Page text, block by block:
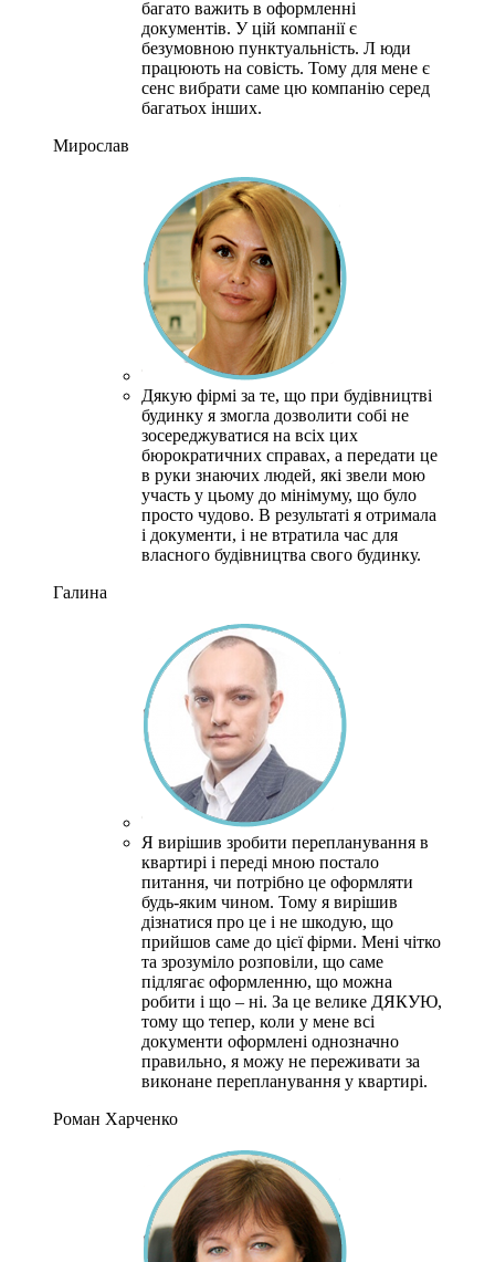
багато важить в оформленні
документів. У цій компанії є
безумовною пунктуальність. Л юди
працюють на совість. Тому для мене є
сенс вибрати саме цю компанію серед
багатьох інших.
Мирослав
Дякую фірмі за те, що при будівництві
будинку я змогла дозволити собі не
зосереджуватися на всіх цих
бюрократичних справах, а передати це
в руки знаючих людей, які звели мою
участь у цьому до мінімуму, що було
просто чудово. В результаті я отримала
і документи, і не втратила час для
власного будівництва свого будинку.
Галина
Я вирішив зробити перепланування в
квартирі і переді мною постало
питання, чи потрібно це оформляти
будь-яким чином. Тому я вирішив
дізнатися про це і не шкодую, що
прийшов саме до цієї фірми. Мені чітко
та зрозуміло розповіли, що саме
підлягає оформленню, що можна
робити і що – ні. За це велике ДЯКУЮ,
тому що тепер, коли у мене всі
документи оформлені однозначно
правильно, я можу не переживати за
виконане перепланування у квартирі.
Роман Харченко